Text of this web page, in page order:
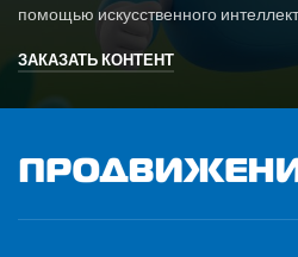
помощью искусственного
ЗАКАЗАТЬ КОНТЕНТ